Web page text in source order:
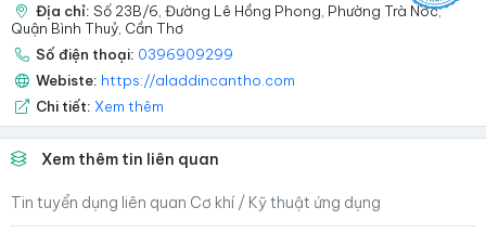
Địa chỉ: Số 23B/6, Đường Lê Hồng Phong, Phường Trà Nóc,
Quận Bình Thuỷ, Cần Thơ
Số điện thoại: 0396909299
Webiste: https://aladdincantho.com
Chi tiết: Xem thêm
Xem thêm tin liên quan
Tin tuyển dụng liên quan Cơ khí / Kỹ thuật ứng dụng